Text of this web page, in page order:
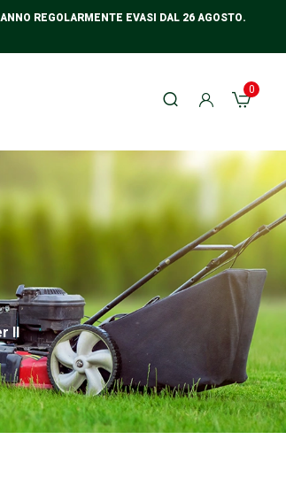
REGOLARMENTE EVASI DAL 26 AGOSTO.
0
Il Pulizia Del
Giardino
Varie - Orto
Giardino